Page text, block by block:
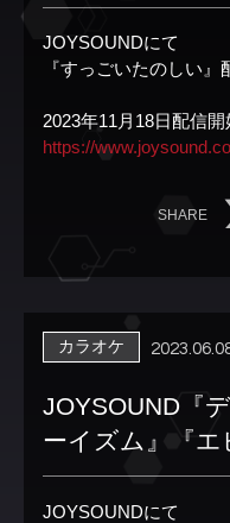
JOYSOUNDにて
『すっごいたのしい』
2023年11月18日配信開
https://
SHARE
カラオケ
JOYSOUND『
ーイズム』『エ
JOYSOUNDにて